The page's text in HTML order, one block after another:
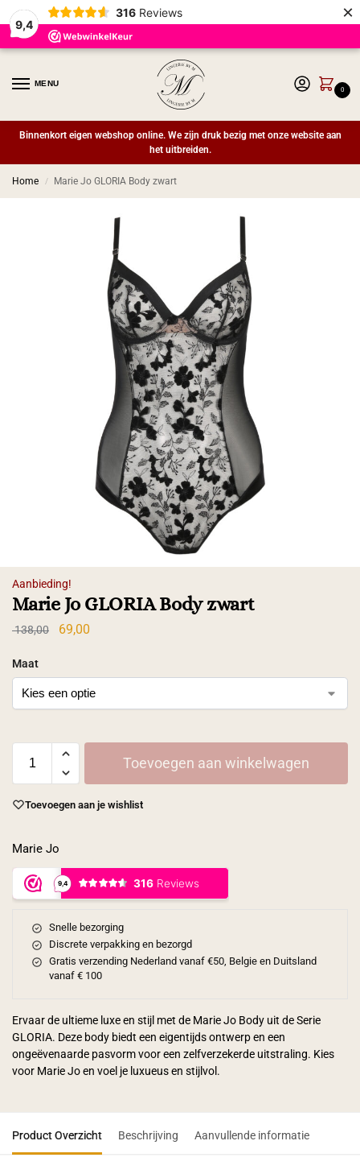
9,4
316 Reviews ×
MENU
0
Binnenkort eigen webshop online. We zijn druk bezig met onze website aan
het uitbreiden.
Home / Marie Jo GLORIA Body zwart
Aanbieding!
Marie Jo GLORIA Body zwart
138,00 69,00
Maat
Toevoegen aan winkelwagen
Toevoegen aan je wishlist
Marie Jo
Snelle bezorging
Discrete verpakking en bezorgd
Gratis verzending Nederland vanaf €50, Belgie en Duitsland
vanaf € 100
Ervaar de ultieme luxe en stijl met de Marie Jo Body uit de Serie
GLORIA. Deze body biedt een eigentijds ontwerp en een
ongeëvenaarde pasvorm voor een zelfverzekerde uitstraling. Kies
voor Marie Jo en voel je luxueus en stijlvol.
Product Overzicht Beschrijving Aanvullende informatie